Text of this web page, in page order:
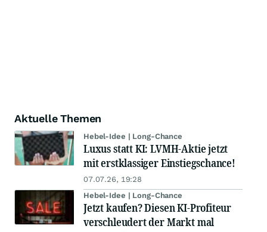
Aktuelle Themen
Hebel-Idee | Long-Chance
Luxus statt KI: LVMH-Aktie jetzt
mit erstklassiger Einstiegschance!
07.07.26, 19:28
Hebel-Idee | Long-Chance
Jetzt kaufen? Diesen KI-Profiteur
verschleudert der Markt mal